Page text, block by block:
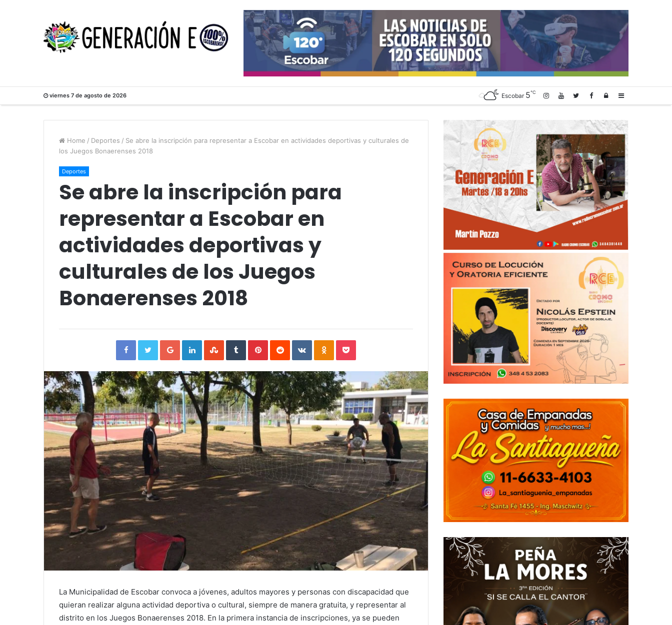
viernes 7 de agosto de 2026 Sidebar
Log
Escobar 5℃
Home / Deportes / Se abre la inscripción para representar a Escobar en actividades deportivas y culturales de
los Juegos Bonaerenses 2018
Deportes
Se abre la inscripción para
representar a Escobar en
actividades deportivas y
culturales de los Juegos
Bonaerenses 2018
FacebookTwitterGoogle+LinkedInStumbleUpon
TumblrPinterestReddit VKontakteOdnoklassniki
Pocket
La Municipalidad de Escobar convoca a jóvenes, adultos mayores y personas con discapacidad que
quieran realizar alguna actividad deportiva o cultural, siempre de manera gratuita, y representar al
distrito en los Juegos Bonaerenses 2018. En la primera instancia de inscripciones, ya se pueden